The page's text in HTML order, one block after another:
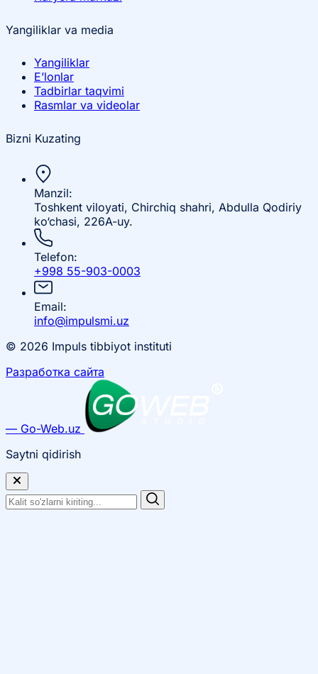
Yangiliklar va media
Yangiliklar
E’lonlar
Tadbirlar taqvimi
Rasmlar va videolar
Bizni Kuzating
Manzil:
Toshkent viloyati, Chirchiq shahri, Abdulla Qodiriy
ko‘chasi, 226A-uy.
Telefon:
+998 55-903-0003
Email:
info@impulsmi.uz
© 2026 Impuls tibbiyot instituti
Разработка сайта
— Go-Web.uz
Saytni qidirish